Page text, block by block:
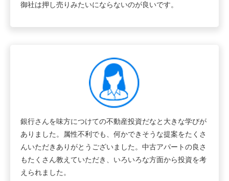
御社は押し売りみたいにならないのが良いです。
銀行さんを味方につけての不動産投資だなと大きな学びが
ありました。属性不利でも、何かできそうな提案をたくさ
んいただきありがとうございました。中古アパートの良さ
もたくさん教えていただき、いろいろな方面から投資を考
えられました。